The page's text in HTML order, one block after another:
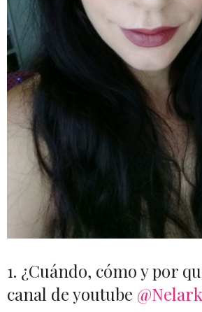
1. ¿Cuándo, cómo y por
canal de youtube